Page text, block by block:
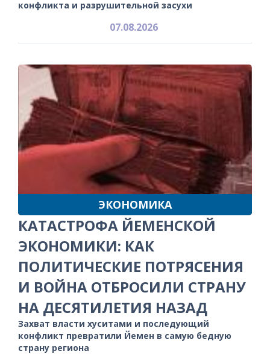
конфликта и разрушительной засухи
07.08.2026
ЭКОНОМИКА
КАТАСТРОФА ЙЕМЕНСКОЙ
ЭКОНОМИКИ: КАК
ПОЛИТИЧЕСКИЕ ПОТРЯСЕНИЯ
И ВОЙНА ОТБРОСИЛИ СТРАНУ
НА ДЕСЯТИЛЕТИЯ НАЗАД
Захват власти хуситами и последующий
конфликт превратили Йемен в самую бедную
страну региона